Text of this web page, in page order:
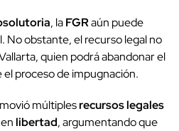
, laFGRaún puede
No obstante, el recurso legal no
quien podrá abandonar el
proceso de impugnación.
múltiplesrecursos legales
libertad, argumentando que